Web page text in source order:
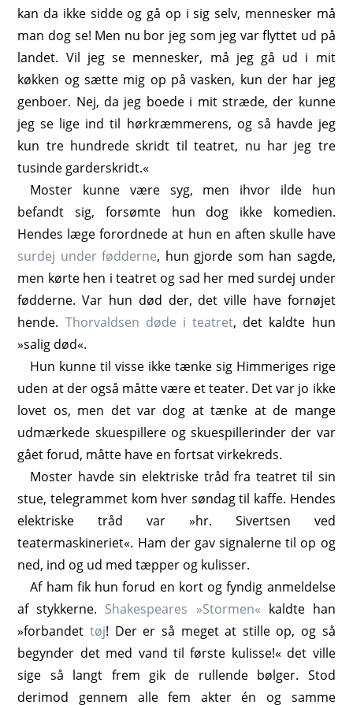
kan da ikke sidde og gå op i sig selv, mennesker må
man dog se! Men nu bor jeg som jeg var flyttet ud på
landet. Vil jeg se mennesker, må jeg gå ud i mit
køkken og sætte mig op på vasken, kun der har jeg
genboer. Nej, da jeg boede i mit stræde, der kunne
jeg se lige ind til hørkræmmerens, og så havde jeg
kun tre hundrede skridt til teatret, nu har jeg tre
tusinde garderskridt.«
Moster kunne være syg, men ihvor ilde hun
befandt sig, forsømte hun dog ikke komedien.
Hendes læge forordnede at hun en aften skulle have
surdej under fødderne, hun gjorde som han sagde,
men kørte hen i teatret og sad her med surdej under
fødderne. Var hun død der, det ville have fornøjet
hende. Thorvaldsen døde i teatret, det kaldte hun
»salig død«.
Hun kunne til visse ikke tænke sig Himmeriges rige
uden at der også måtte være et teater. Det var jo ikke
lovet os, men det var dog at tænke at de mange
udmærkede skuespillere og skuespillerinder der var
gået forud, måtte have en fortsat virkekreds.
Moster havde sin elektriske tråd fra teatret til sin
stue, telegrammet kom hver søndag til kaffe. Hendes
elektriske tråd var »hr. Sivertsen ved
teatermaskineriet«. Ham der gav signalerne til op og
ned, ind og ud med tæpper og kulisser.
Af ham fik hun forud en kort og fyndig anmeldelse
af stykkerne. Shakespeares »Stormen« kaldte han
»forbandettøj! Der er så meget at stille op, og så
begynder det med vand til første kulisse!« det ville
sige så langt frem gik de rullende bølger. Stod
derimod gennem alle fem akter én og samme